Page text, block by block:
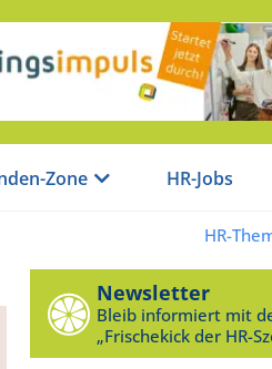
Zone HR-Jobs
HR-
Newsletter
Bleib informiert mit
„Frischekick der HR-